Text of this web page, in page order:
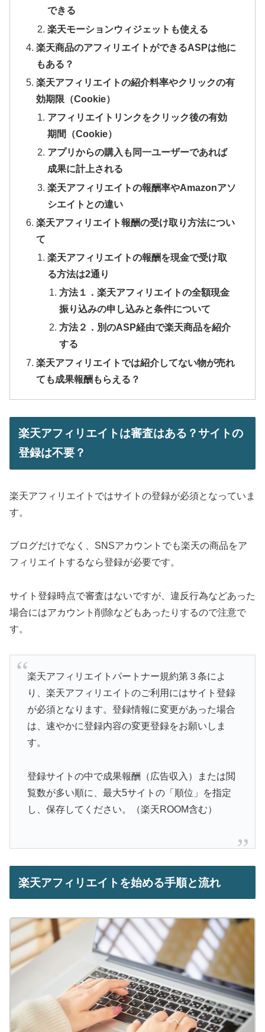
できる
楽天モーションウィジェットも使える
楽天商品のアフィリエイトができるASPは他に
もある？
楽天アフィリエイトの紹介料率やクリックの有
効期限（Cookie）
アフィリエイトリンクをクリック後の有効
期間（Cookie）
アプリからの購入も同一ユーザーであれば
成果に計上される
楽天アフィリエイトの報酬率やAmazonアソ
シエイトとの違い
楽天アフィリエイト報酬の受け取り方法につい
て
楽天アフィリエイトの報酬を現金で受け取
る方法は2通り
方法１．楽天アフィリエイトの全額現金
振り込みの申し込みと条件について
方法２．別のASP経由で楽天商品を紹介
する
楽天アフィリエイトでは紹介してない物が売れ
ても成果報酬もらえる？
楽天アフィリエイトは審査はある？サイトの
登録は不要？
楽天アフィリエイトではサイトの登録が必須となっていま
す。
ブログだけでなく、SNSアカウントでも楽天の商品をア
フィリエイトするなら登録が必要です。
サイト登録時点で審査はないですが、違反行為などあった
場合にはアカウント削除などもあったりするので注意で
す。
楽天アフィリエイトパートナー規約第３条によ
り、楽天アフィリエイトのご利用にはサイト登録
が必須となります。登録情報に変更があった場合
は、速やかに登録内容の変更登録をお願いしま
す。
登録サイトの中で成果報酬（広告収入）または閲
覧数が多い順に、最大5サイトの「順位」を指定
し、保存してください。（楽天ROOM含む）
楽天アフィリエイトを始める手順と流れ